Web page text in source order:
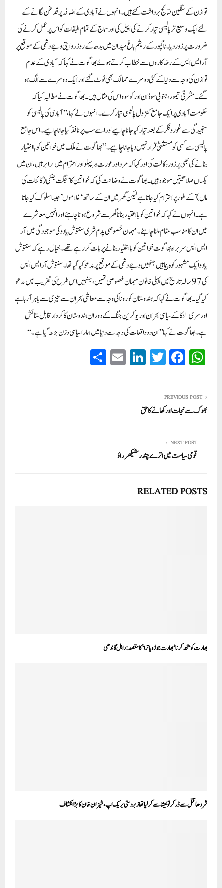
توازن کے سنگین نتائج برداشت کئے ہیں۔ انہوں نے آبادی کے اضافہ پر قدغن لگانے کے
لئے ایک وسیع تر پالیسی تیار کرنے کی اپیل کی اور سماج کے تمام طبقات کو اس پر عمل کرنے کی
ضرورت پر زور دیا۔ناگپور کے ریشم باغ میدان میں بدھ کے روز روایتی وجے دشمی کے موقع پر
آر ایس ایس کے رضاکاروں سے خطاب کرتے ہوئے بھاگوت نے کہا کہ آبادی کے عدم
توازن کی وجہ سے دنیا کے کئی دوسرے ممالک بھی ٹوٹ گئے اور ایک دوسرے سے الگ ہو
گئے۔ مشرقی تیمور، جنوبی سوڈان اور کوسوو اس کی مثال ہیں۔بھاگوت نے مطالبہ کیا کہ
حکومت آبادی پر ایک جامع کنٹرول پالیسی تیار کرے۔ انہوں نے کہا، ’’آبادی کی پالیسی کو
سنجیدگی سے غور و فکر کے بعد تیار کیا جانا چاہیے اور اسے سب پر نافذ کیا جانا چاہیے۔ اس جامع
پالیسی سے کسی کو مستثنیٰ قرار نہیں دیا جانا چاہیے۔” بھاگوت نے ملک میں خواتین کو بااختیار
بنانے کی بھی پرزور وکالت کی اور کہا کہ مرد اور عورت ہر پہلو اور احترام میں برابر ہیں، ان میں
یکساں صلاحیتیں موجود ہیں۔بھاگوت نے وضاحت کی کہ خواتین کا ‘جگت جننی (کائنات کی
ماں)’ کے طور پر احترام کیا جاتا ہے لیکن گھر میں ان کے ساتھ ‘غلاموں’ جیسا سلوک کیا جاتا
ہے۔ انہوں نے کہا کہ خواتین کو بااختیار بنانا گھر سے شروع ہونا چاہئے اور انہیں معاشرے
میں ان کا مناسب مقام ملنا چاہئے۔مہمان خصوصی پدم شری سنتوش یادو کی موجودگی میں آر
ایس ایس سربراہ بھاگوت خواتین کو بااختیار بنانے پر بات کر رہے تھے۔ خیال رہے کہ سنتوش
یادو ایک مشہور کوہ پیما ہیں جنہیں وجے دشمی کے موقع پر مدعو کیا گیا تھا۔ سنتوش آر ایس ایس
کی 97 سالہ تاریخ میں پہلی خاتون مہمان خصوصی تھیں، جنہیں اس طرح کی تقریب میں مدعو
کیا گیا۔بھاگوت نے کہا کہ ہندوستان کورونا کی وجہ سے معاشی بحران سے تیزی سے باہر آ رہا ہے
اور سری لنکا کے سیاسی بحران اور یوکرین جنگ کے دوران ہندوستان کا کردار قابل ستائش
ہے۔ بھاگوت نے کہا ’’ان دو واقعات کی وجہ سے دنیا میں ہمارا سیاسی وزن بڑھ گیا ہے۔‘‘
W
ha
A
pp
Fa
ce
ok
T
wi
r
Li
nk
E
m
PREVIOUS POST
بھوک سے نجات اور کھانے کا حق
NEXT POST
قومی سیاست میں اترے چندر شیکھر راؤ
RELATED POSTS
بھارت کو متحد کرنا ’بھارت جوڑو یاترا‘ کا مقصد:راہل گاندھی
شردھا قتل سے ڈر کر تونیشا سے کرلیا تھا زبردستی بریک اپ، شیزان خان کا بڑا انکشاف